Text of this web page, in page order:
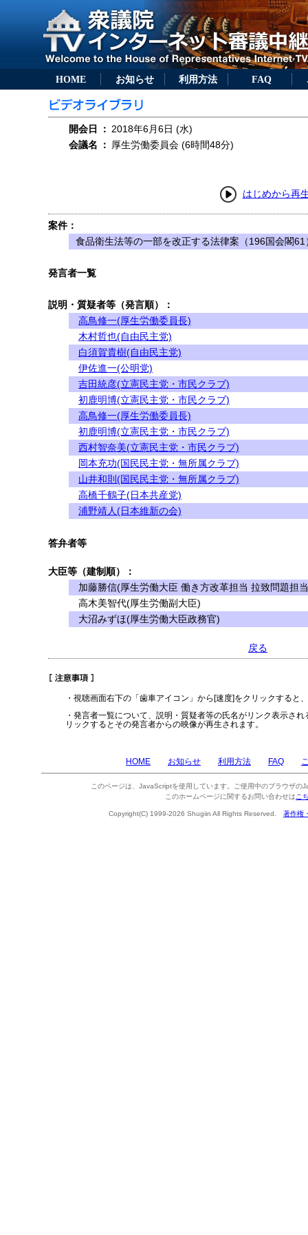
HOME お知らせ 利用方法 FAQ
開会日 ： 2018年6月6日 (水)
会議名
： 厚生労働委員会 (6時間48分)
はじめから再
案件：
食品衛生法等の一部を改正する法律案（196国会閣61
発言者一覧
説明・質疑者等（発言順）：
高鳥修一(厚生労働委員長)
木村哲也(自由民主党)
白須賀貴樹(自由民主党)
伊佐進一(公明党)
吉田統彦(立憲民主党・市民クラブ)
初鹿明博(立憲民主党・市民クラブ)
高鳥修一(厚生労働委員長)
初鹿明博(立憲民主党・市民クラブ)
西村智奈美(立憲民主党・市民クラブ)
岡本充功(国民民主党・無所属クラブ)
山井和則(国民民主党・無所属クラブ)
高橋千鶴子(日本共産党)
浦野靖人(日本維新の会)
答弁者等
大臣等（建制順）：
加藤勝信(厚生労働大臣 働き方改革担当 拉致問題担
高木美智代(厚生労働副大臣)
大沼みずほ(厚生労働大臣政務官)
戻る
・視聴画面右下の「歯車アイコン」から[速度]をクリックすると
・発言者一覧について、説明・質疑者等の氏名がリンク表示さ
リックするとその発言者からの映像が再生されます。
HOME お知らせ 利用方法 FAQ
このページは、JavaScriptを使用しています。ご使用中のブラウザの
このホームページに関するお問い合わせは こ
Copyright(C) 1999-2026 Shugiin All Rights Reserved. 著作権